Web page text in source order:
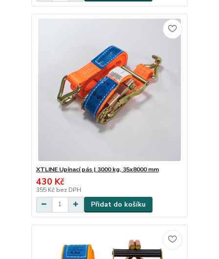
XTLINE Upínací pás | 3000 kg, 35x8000 mm
430 Kč
355 Kč bez DPH
Přidat do košíku